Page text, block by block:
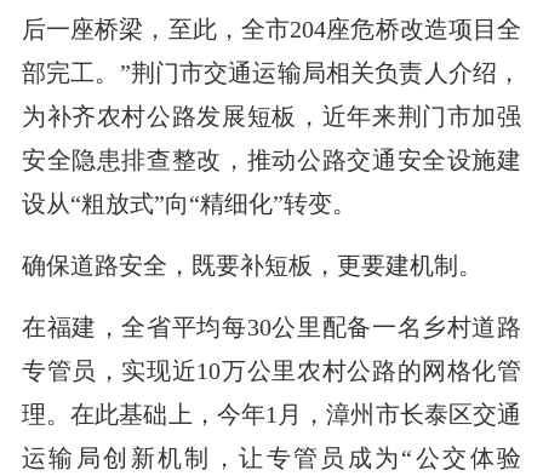
后一座桥梁，至此，全市204座危桥改造项目全
部完工。”荆门市交通运输局相关负责人介绍，
为补齐农村公路发展短板，近年来荆门市加强
安全隐患排查整改，推动公路交通安全设施建
设从“粗放式”向“精细化”转变。
确保道路安全，既要补短板，更要建机制。
在福建，全省平均每30公里配备一名乡村道路
专管员，实现近10万公里农村公路的网格化管
理。在此基础上，今年1月，漳州市长泰区交通
运输局创新机制，让专管员成为“公交体验